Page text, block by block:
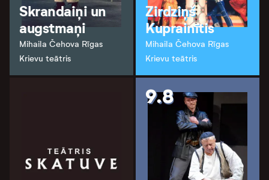
Skrandaiņi un
augstmaņi
Mihaila Čehova Rīgas
Krievu teātris
Zirdziņš
Kuprainītis
Mihaila Čehova Rīgas
Krievu teātris
9.8